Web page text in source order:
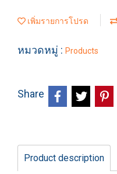
เพิ่มรายการโปรด
หมวดหมู่ : Products
Share
Product description